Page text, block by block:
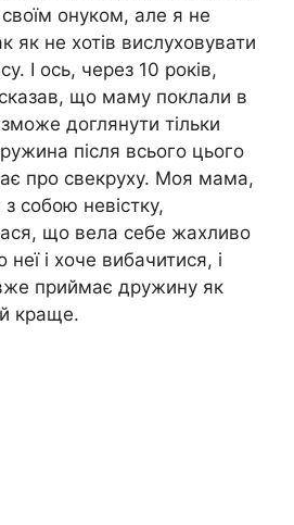
онуком, але я не
як не хотів вислуховувати
І ось, через 10 років,
що маму поклали в
доглянути тільки
після всього цього
про свекруху. Моя мама,
собою невістку,
що вела себе жахливо
і хоче вибачитися, і
приймає дружину як
краще.